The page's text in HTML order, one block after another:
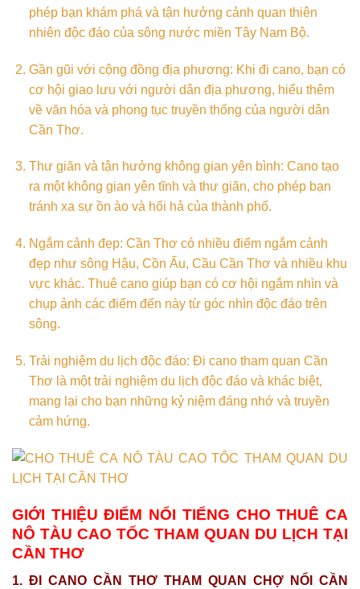
phép bạn khám phá và tận hưởng cảnh quan thiên
nhiên độc đáo của sông nước miền Tây Nam Bộ.
Gần gũi với cộng đồng địa phương: Khi đi cano, bạn có
cơ hội giao lưu với người dân địa phương, hiểu thêm
về văn hóa và phong tục truyền thống của người dân
Cần Thơ.
Thư giãn và tận hưởng không gian yên bình: Cano tạo
ra một không gian yên tĩnh và thư giãn, cho phép bạn
tránh xa sự ồn ào và hối hả của thành phố.
Ngắm cảnh đẹp: Cần Thơ có nhiều điểm ngắm cảnh
đẹp như sông Hậu, Cồn Ấu, Cầu Cần Thơ và nhiều khu
vực khác. Thuê cano giúp bạn có cơ hội ngắm nhìn và
chụp ảnh các điểm đến này từ góc nhìn độc đáo trên
sông.
Trải nghiệm du lịch độc đáo: Đi cano tham quan Cần
Thơ là một trải nghiệm du lịch độc đáo và khác biệt,
mang lại cho bạn những kỷ niệm đáng nhớ và truyền
cảm hứng.
GIỚI THIỆU ĐIỂM NỔI TIẾNG CHO THUÊ CA
NÔ TÀU CAO TỐC THAM QUAN DU LỊCH TẠI
CẦN THƠ
1. ĐI CANO CẦN THƠ THAM QUAN CHỢ NỔI CẦN